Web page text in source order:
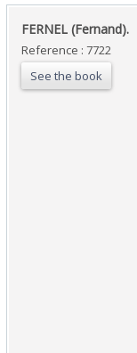
‎FERNEL (Fernand).‎
Reference : 7722
See the book